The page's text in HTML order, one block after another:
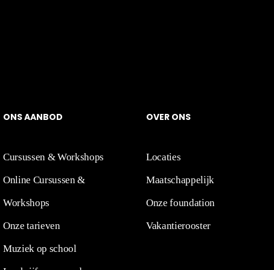
ONSAANBOD
Cursussen & Workshops
Online Cursussen &
Workshops
Onze tarieven
Muziek op school
OVER ONS
Locaties
Maatschappelijk
Onze foundation
Vakantierooster